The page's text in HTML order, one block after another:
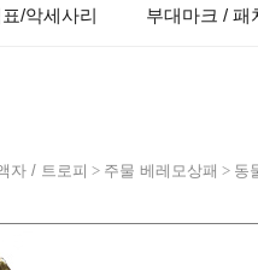
/악세사리 부대마크 / 패
자 / 트로피 > 주물 베레모상패 > 동